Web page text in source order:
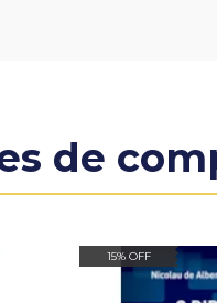
de
15% OFF